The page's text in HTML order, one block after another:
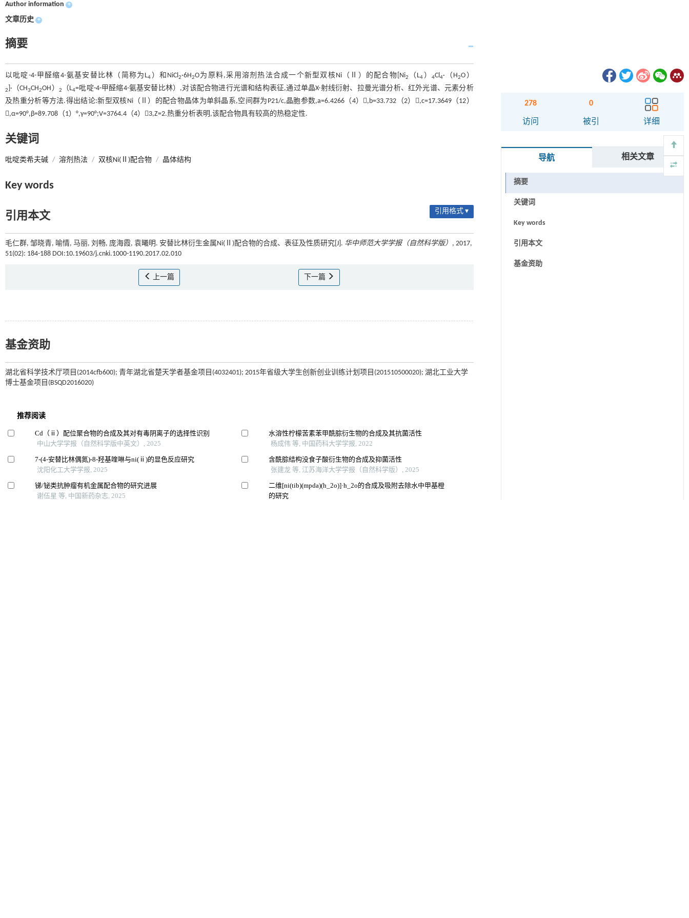
Author information +
文章历史 +
摘要
以吡啶-4-甲醛缩4-氨基安替比林（简称为L4 ）和NiCl2·6H2O为原料,采用溶剂热法合成一个新型双核Ni（Ⅱ）的配合物[Ni2 （L4 ） 4Cl4·（H2O）
2 ]·（CH3CH2OH） 2 （L4=吡啶-4-甲醛缩4-氨基安替比林）,对该配合物进行光谱和结构表征,通过单晶X-射线衍射、拉曼光谱分析、红外光谱、元素分析
及热重分析等方法.得出结论:新型双核Ni（Ⅱ）的配合物晶体为单斜晶系,空间群为P21/c,晶胞参数,a=6.4266（4）,b=33.732（2）,c=17.3649（12）
,α=90°,β=89.708（1）°,γ=90°;V=3764.4（4）3,Z=2.热重分析表明,该配合物具有较高的热稳定性.
关键词
吡啶类希夫碱 / 溶剂热法 / 双核Ni(Ⅱ)配合物 / 晶体结构
Key words
引用本文 引用格式 ▾
毛仁群, 邹晓青, 喻情, 马丽, 刘畅, 庞海霞, 袁曦明. 安替比林衍生金属Ni(Ⅱ)配合物的合成、表征及性质研究[J]. 华中师范大学学报（自然科学版） , 2017,
51(02): 184-188 DOI:10.19603/j.cnki.1000-1190.2017.02.010
上一篇 下一篇
基金资助
湖北省科学技术厅项目(2014cfb600); 青年湖北省楚天学者基金项目(4032401); 2015年省级大学生创新创业训练计划项目(201510500020); 湖北工业大学
博士基金项目(BSQD2016020)
278
访问
0
被引 详细
导航 相关文章
摘要
关键词
Key words
引用本文
基金资助